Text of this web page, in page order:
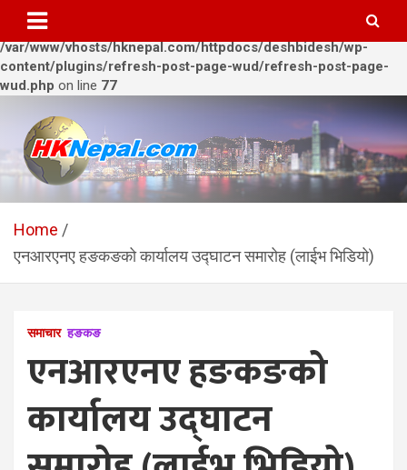
Warning
: Trying to access array offset on value of type bool in
/var/www/vhosts/hknepal.com/httpdocs/deshbidesh/wp-
content/plugins/refresh-post-page-wud/refresh-post-page-
wud.php on line 77
content
HKNepal.com – हङकङबाट
सञ्चालित पहिलो नेपाली अनलाईन
पत्रिका
hknepal, hknepal.com, hk nepal, hk nepal com
Home
एनआरएनए हङकङको कार्यालय उद्घाटन समारोह (लाईभ भिडियो)
समाचार हङकङ
एनआरएनए हङकङको
कार्यालय उद्घाटन